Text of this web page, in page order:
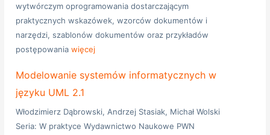
wytwórczym oprogramowania dostarczającym
praktycznych wskazówek, wzorców dokumentów i
narzędzi, szablonów dokumentów oraz przykładów
postępowaniawięcej
Modelowanie systemów informatycznych w
języku UML 2.1
Włodzimierz Dąbrowski, Andrzej Stasiak, Michał Wolski
Seria: W praktyce Wydawnictwo Naukowe PWN